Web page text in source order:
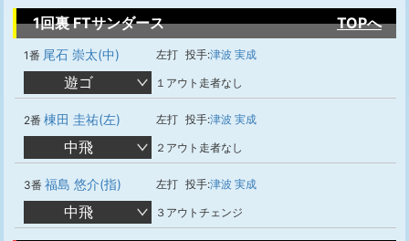
1回裏 FTサンダース TOPへ
1番 尾石 崇太(中) 左打 投手:津波 実成
遊ゴ １アウト走者なし
2番 棟田 圭祐(左) 左打 投手:津波 実成
中飛 ２アウト走者なし
3番 福島 悠介(指) 左打 投手:津波 実成
中飛 ３アウトチェンジ